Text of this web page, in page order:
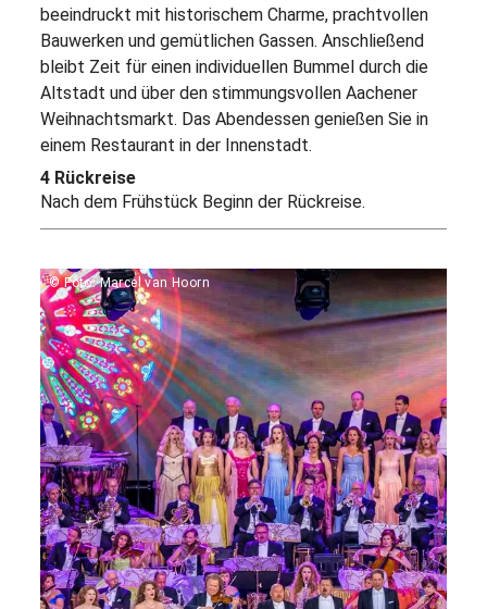
beeindruckt mit historischem Charme, prachtvollen
Bauwerken und gemütlichen Gassen. Anschließend
bleibt Zeit für einen individuellen Bummel durch die
Altstadt und über den stimmungsvollen Aachener
Weihnachtsmarkt. Das Abendessen genießen Sie in
einem Restaurant in der Innenstadt.
4 Rückreise
Nach dem Frühstück Beginn der Rückreise.
© Foto: Marcel van Hoorn